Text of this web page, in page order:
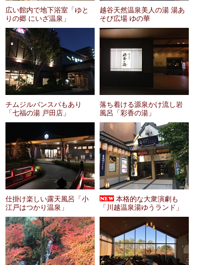
広い館内で地下浴室「ゆと
りの郷 にいざ温泉」
越谷天然温泉美人の湯 湯あ
そび広場 ゆの華
チムジルバンスパもあり
「七福の湯 戸田店」
落ち着ける源泉かけ流し岩
風呂「彩香の湯」
仕掛け楽しい露天風呂「小
江戸はつかり温泉」
本格的な大衆演劇も
「川越温泉湯ゆうランド」